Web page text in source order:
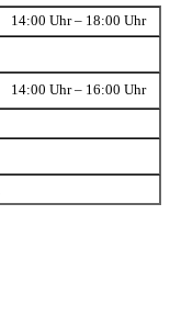
14:00 Uhr – 18:00 Uhr
14:00 Uhr – 16:00 Uhr